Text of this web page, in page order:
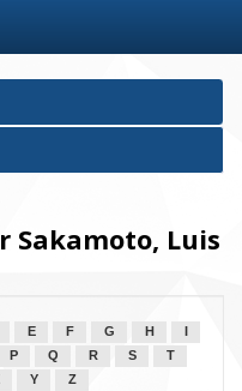
Sakamoto, Luis
E F G H
P Q R S
T
Y Z